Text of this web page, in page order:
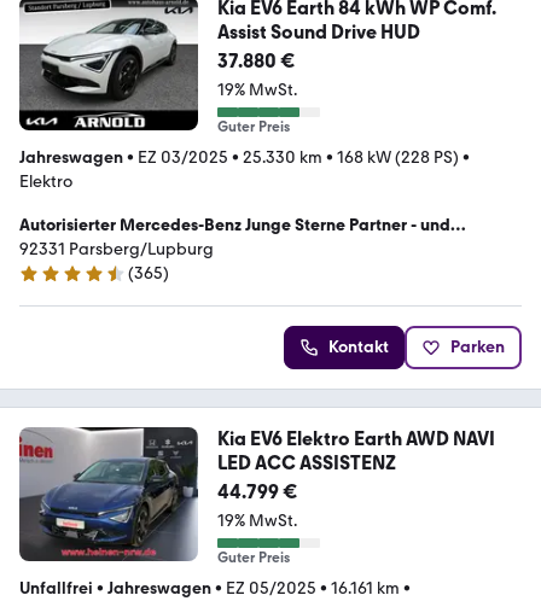
Kia EV6 Earth 84 kWh WP Comf.
Assist Sound Drive HUD
37.880 €
19% MwSt.
Guter Preis
Jahreswagen• EZ 03/2025 • 25.330 km • 168 kW (228 PS) •
Elektro
Autorisierter Mercedes-Benz Junge Sterne Partner - und
Servicepartner der Kia Deutschland GmbH
92331 Parsberg/Lupburg
4.5 Sterne
(365)
Kontakt Parken
Kia EV6 Elektro Earth AWD NAVI
LED ACC ASSISTENZ
44.799 €
19% MwSt.
Guter Preis
Unfallfrei • Jahreswagen• EZ 05/2025 • 16.161 km •